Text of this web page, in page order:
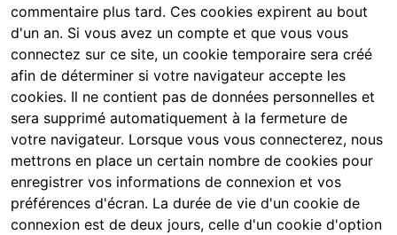
commentaire plus tard. Ces cookies expirent au bout
d'un an. Si vous avez un compte et que vous vous
connectez sur ce site, un cookie temporaire sera créé
afin de déterminer si votre navigateur accepte les
cookies. Il ne contient pas de données personnelles et
sera supprimé automatiquement à la fermeture de
votre navigateur. Lorsque vous vous connecterez, nous
mettrons en place un certain nombre de cookies pour
enregistrer vos informations de connexion et vos
préférences d'écran. La durée de vie d'un cookie de
connexion est de deux jours, celle d'un cookie d'option